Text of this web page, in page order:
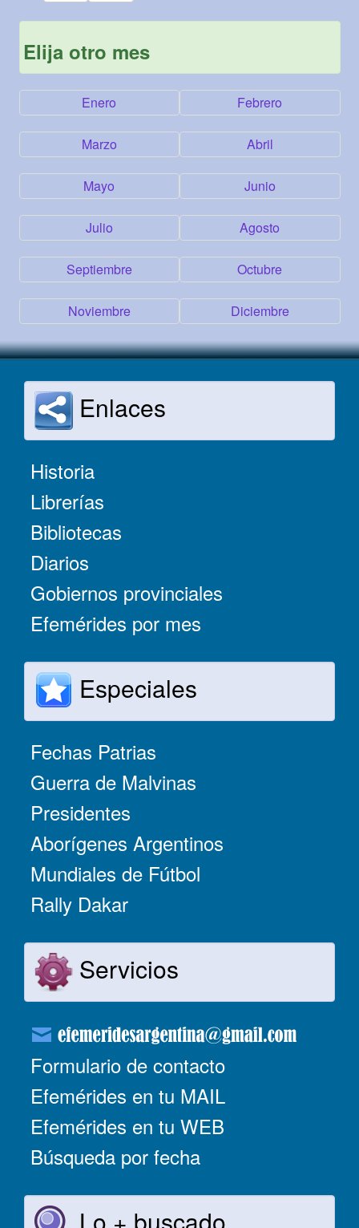
Elija otro mes
Enero Febrero
Marzo Abril
Mayo Junio
Julio Agosto
Septiembre Octubre
Noviembre Diciembre
Enlaces
Historia
Librerías
Bibliotecas
Diarios
Gobiernos provinciales
Efemérides por mes
Especiales
Fechas Patrias
Guerra de Malvinas
Presidentes
Aborígenes Argentinos
Mundiales de Fútbol
Rally Dakar
Servicios
Formulario de contacto
Efemérides en tu MAIL
Efemérides en tu WEB
Búsqueda por fecha